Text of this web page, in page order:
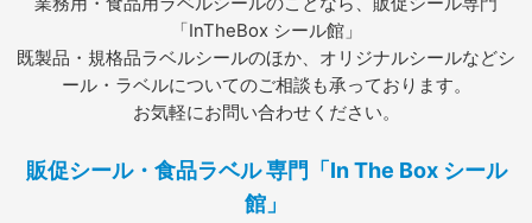
「InTheBox シール館」
既製品・規格品ラベルシールのほか、オリジナルシールなどシ
ール・ラベルについてのご相談も承っております。
お気軽にお問い合わせください。
販促シール・食品ラベル 専門「In The Box シール
館」